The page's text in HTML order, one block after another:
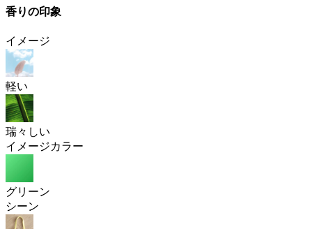
香りの印象
イメージ
軽い
瑞々しい
イメージカラー
グリーン
シーン